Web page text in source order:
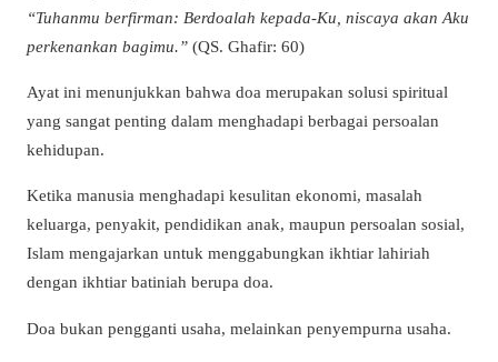
“Tuhanmu berfirman: Berdoalah kepada-Ku, niscaya akan Aku
perkenankan bagimu.” (QS. Ghafir: 60)
Ayat ini menunjukkan bahwa doa merupakan solusi spiritual
yang sangat penting dalam menghadapi berbagai persoalan
kehidupan.
Ketika manusia menghadapi kesulitan ekonomi, masalah
keluarga, penyakit, pendidikan anak, maupun persoalan sosial,
Islam mengajarkan untuk menggabungkan ikhtiar lahiriah
dengan ikhtiar batiniah berupa doa.
Doa bukan pengganti usaha, melainkan penyempurna usaha.